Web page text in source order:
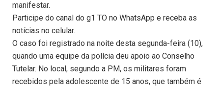
manifestar.
Participe do canal do g1 TO no WhatsApp e receba as
notícias no celular.
O caso foi registrado na noite desta segunda-feira (10),
quando uma equipe da polícia deu apoio ao Conselho
Tutelar. No local, segundo a PM, os militares foram
recebidos pela adolescente de 15 anos, que também é